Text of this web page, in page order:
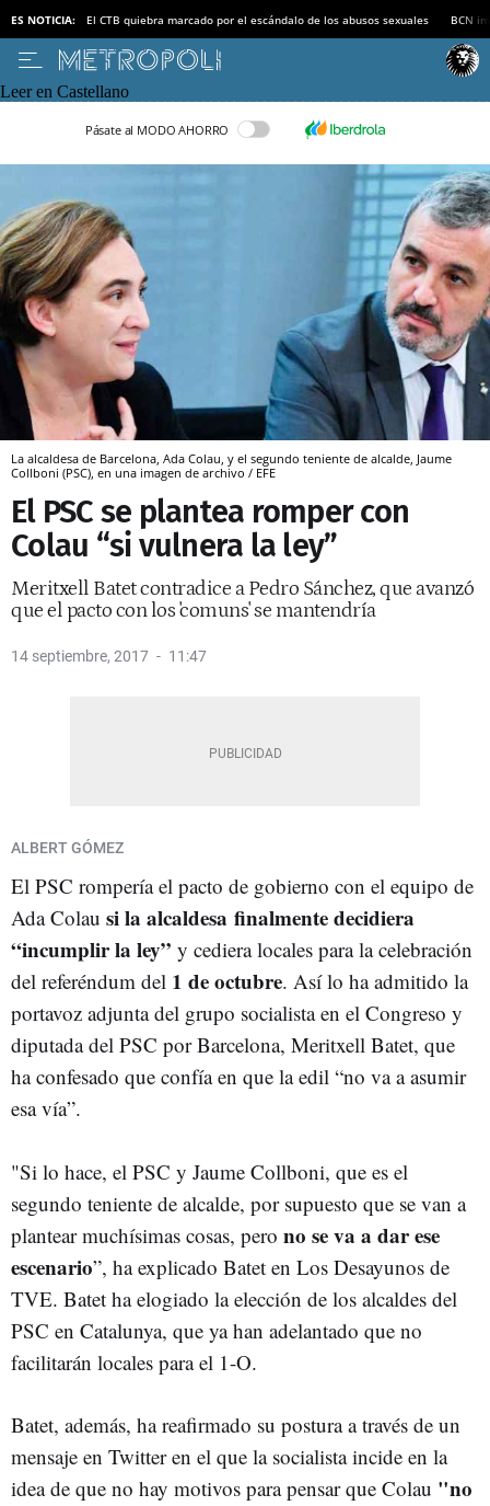
ES NOTICIA: El CTB quiebra marcado por el escándalo de los abusos sexuales BCN
Leer en Castellano
Pásate al MODO AHORRO
La alcaldesa de Barcelona, Ada Colau, y el segundo teniente de alcalde, Jaume
Collboni (PSC), en una imagen de archivo / EFE
El PSC se plantea romper con
Colau “si vulnera la ley”
Meritxell Batet contradice a Pedro Sánchez, que avanzó
que el pacto con los 'comuns' se mantendría
14 septiembre, 2017 11:47
ALBERT GÓMEZ
El PSC rompería el pacto de gobierno con el equipo de
Ada Colau si la alcaldesa finalmente decidiera
“incumplir la ley” y cediera locales para la celebración
del referéndum del 1 de octubre. Así lo ha admitido la
portavoz adjunta del grupo socialista en el Congreso y
diputada del PSC por Barcelona, Meritxell Batet, que
ha confesado que confía en que la edil “no va a asumir
esa vía”.
"Si lo hace, el PSC y Jaume Collboni, que es el
segundo teniente de alcalde, por supuesto que se van a
plantear muchísimas cosas, pero no se va a dar ese
escenario”, ha explicado Batet en Los Desayunos de
TVE. Batet ha elogiado la elección de los alcaldes del
PSC en Catalunya, que ya han adelantado que no
facilitarán locales para el 1-O.
Batet, además, ha reafirmado su postura a través de un
mensaje en Twitter en el que la socialista incide en la
idea de que no hay motivos para pensar que Colau "no